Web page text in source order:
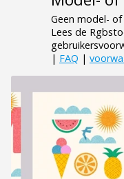
Geen model-
Lees de
| FAQ |